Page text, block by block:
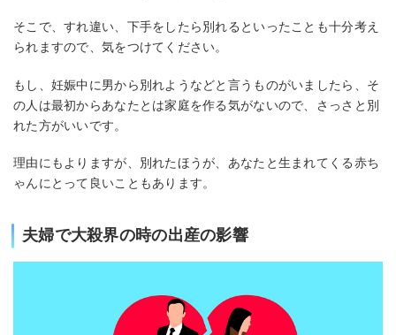
そこで、すれ違い、下手をしたら別れるといったことも十分考え
られますので、気をつけてください。
もし、妊娠中に男から別れようなどと言うものがいましたら、そ
の人は最初からあなたとは家庭を作る気がないので、さっさと別
れた方がいいです。
理由にもよりますが、別れたほうが、あなたと生まれてくる赤ち
ゃんにとって良いこともあります。
夫婦で大殺界の時の出産の影響